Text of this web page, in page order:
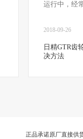
运行中，经
2018-09-26
日精GTR齿
决方法
正品承诺原厂直接供